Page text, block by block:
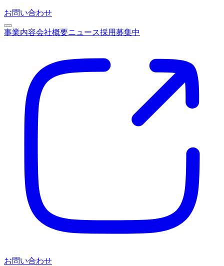
お問い合わせ
事業内容会社概要ニュース採用募集中
お問い合わせ